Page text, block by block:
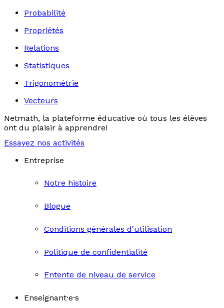
Probabilité
Propriétés
Relations
Statistiques
Trigonométrie
Vecteurs
Netmath, la plateforme éducative où tous les élèves
ont du plaisir à apprendre!
Essayez nos activités
Entreprise
Notre histoire
Blogue
Conditions générales d'utilisation
Politique de confidentialité
Entente de niveau de service
Enseignant·e·s